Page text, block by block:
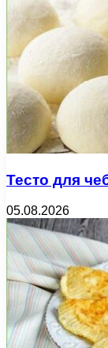
Тесто для
05.08.2026